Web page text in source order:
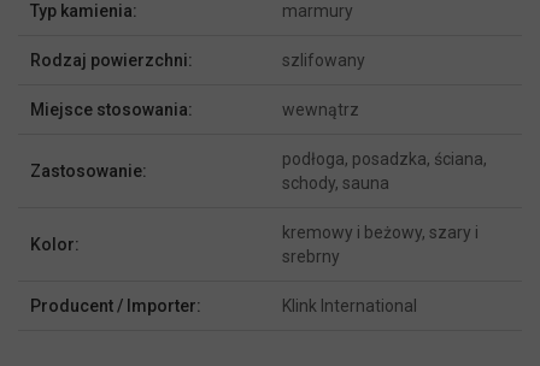
Typ kamienia: marmury
Rodzaj powierzchni: szlifowany
Miejsce stosowania: wewnątrz
Zastosowanie:
podłoga, posadzka, ściana,
schody, sauna
Kolor:
kremowy i beżowy, szary i
srebrny
Producent / Importer: Klink International